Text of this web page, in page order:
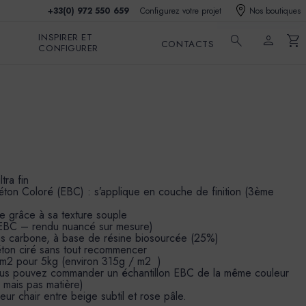
+33(0) 972 550 659 Configurez votre projet Nos boutiques
INSPIRER ET
CONFIGURER
CONTACTS search person shopping_cart
fin
Coloré (EBC) : s’applique en couche de finition (3ème
grâce à sa texture souple
– rendu nuancé sur mesure)
carbone, à base de résine biosourcée (25%)
ciré sans tout recommencer
pour 5kg (environ 315g / m2 )
pouvez commander un échantillon EBC de la même couleur
pas matière)
chair entre beige subtil et rose pâle.